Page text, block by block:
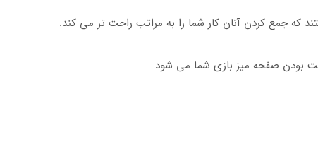
بودن صفحه میز بازی شما می شود